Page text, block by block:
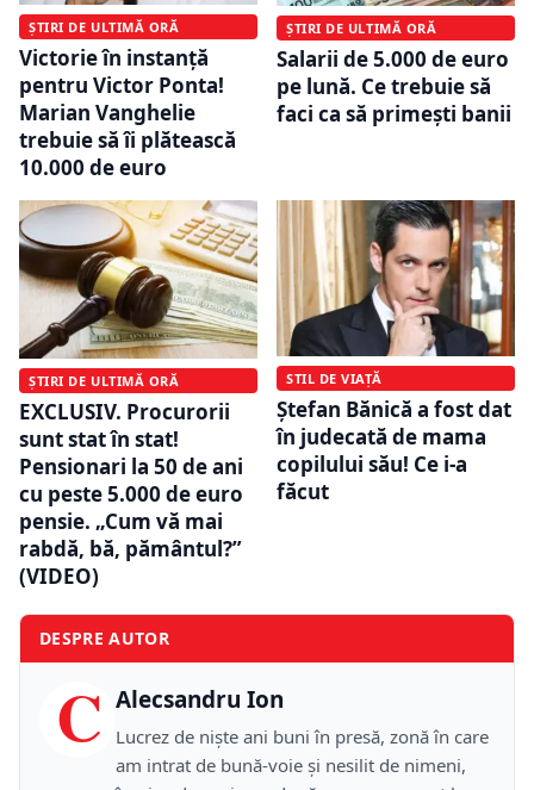
ȘTIRI DE ULTIMĂ ORĂ
Victorie în instanță
pentru Victor Ponta!
Marian Vanghelie
trebuie să îi plătească
10.000 de euro
ȘTIRI DE ULTIMĂ ORĂ
Salarii de 5.000 de euro
pe lună. Ce trebuie să
faci ca să primești banii
ȘTIRI DE ULTIMĂ ORĂ
EXCLUSIV. Procurorii
sunt stat în stat!
Pensionari la 50 de ani
cu peste 5.000 de euro
pensie. „Cum vă mai
rabdă, bă, pământul?”
(VIDEO)
STIL DE VIAȚĂ
Ștefan Bănică a fost dat
în judecată de mama
copilului său! Ce i-a
făcut
DESPRE AUTOR
C Alecsandru Ion
Lucrez de niște ani buni în presă, zonă în care
am intrat de bună-voie și nesilit de nimeni,